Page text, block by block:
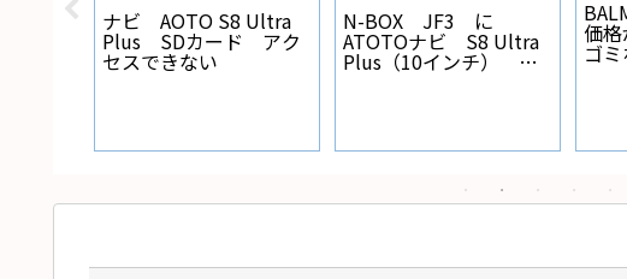
ナビ AOTO S8 Ultra
Plus SDカード アク
セスできない
N-BOX JF3 に
ATOTOナビ S8 Ultra
Plus（10インチ） を
取り付けた
価
ゴ